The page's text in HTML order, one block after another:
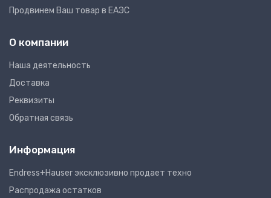
Продвинем Ваш товар в ЕАЭС
О компании
Наша деятельность
Доставка
Реквизиты
Обратная связь
Информация
Endress+Hauser эксклюзивно продает техно
Распродажа остатков